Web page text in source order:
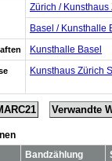
Zürich /
Basel / Kunsthalle
Kunsthalle Basel
Kunsthaus Zürich
Verwandte
Bandzählung